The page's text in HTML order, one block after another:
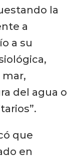
la
a
a su
del agua o
que
en